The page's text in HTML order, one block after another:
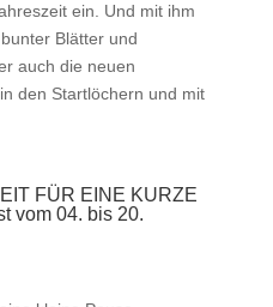
ein. Und mit ihm
Blätter und
auch die neuen
den Startlöchern und mit
FÜR EINE KURZE
vom 04. bis 20.